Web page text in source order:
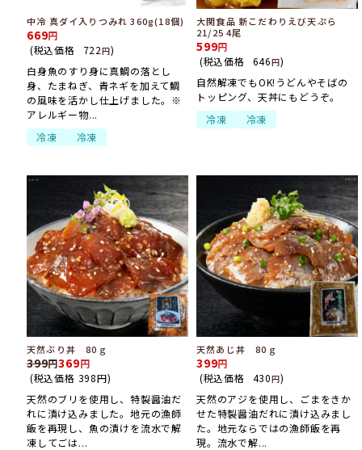
中冷 真ダイ入りつみれ 360g(18個)
669
(税込価格 722円)
白身魚のすり身に真鯛の落とし
身、たまねぎ、青ネギを加えて鯛
の風味を活かし仕上げました。※
アレルギー物...
冷凍
冷凍
大関食品 新こだわりえび天ぷら
21/25 4尾
599
(税込価格 646円)
自然解凍でもOK!うどんやそばの
トッピング、天丼にもどうぞ。
冷凍
冷凍
天然ぶり丼 80ｇ
399 369
(税込価格 398円)
天然のブリを使用し、特製醤油だ
れに漬け込みました。地元の漁師
飯を再現し、魚の漬けを流水で解
凍してごは...
天然あじ丼 80ｇ
399
(税込価格 430円)
天然のアジを使用し、ごまをきか
せた特製醤油だれに漬け込みまし
た。地元ならではの漁師飯を再
現。流水で解...